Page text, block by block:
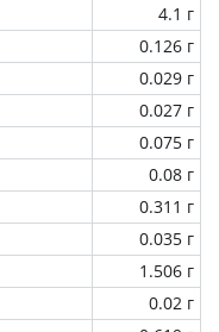
4.1 г
0.126 г
0.029 г
0.027 г
0.075 г
0.08 г
0.311 г
0.035 г
1.506 г
0.02 г